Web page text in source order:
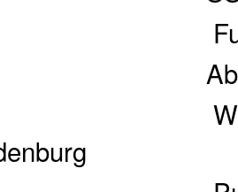
Abrudern